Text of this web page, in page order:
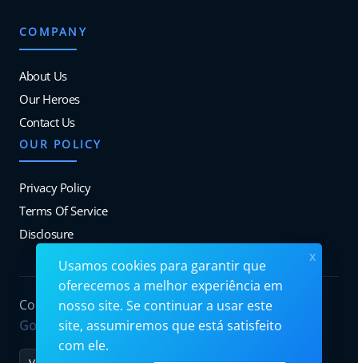
COMPANY
About Us
Our Heroes
Contact Us
OUR POLICY
Privacy Policy
Terms Of Service
Disclosure
Copyrights © 2026. All Rights Reserved by
Googiehost .
Usamos cookies para garantir que
oferecemos a melhor experiência em
nosso site. Se continuar a usar este
site, assumiremos que está satisfeito
com ele.
x